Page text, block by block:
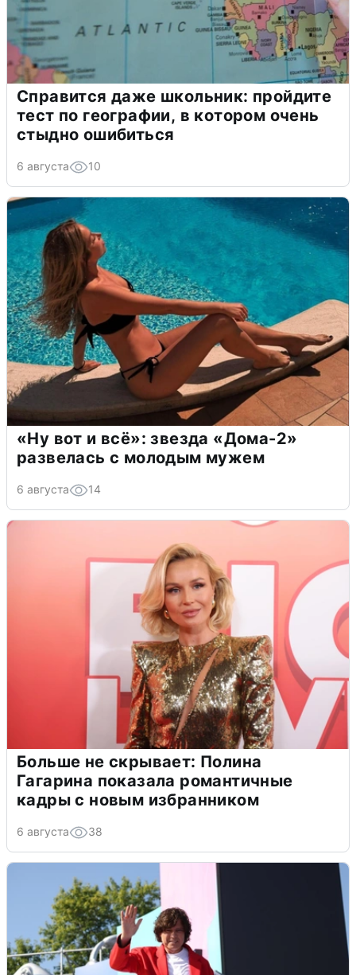
Справится даже школьник: пройдите
тест по географии, в котором очень
стыдно ошибиться
6 августа 10
«Ну вот и всё»: звезда «Дома-2»
развелась с молодым мужем
6 августа 14
Больше не скрывает: Полина
Гагарина показала романтичные
кадры с новым избранником
6 августа 38